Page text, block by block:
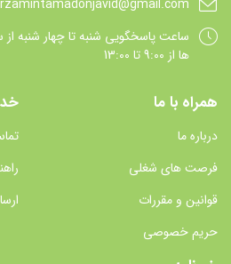
ها از 9:00 تا 13:00
همراه با ما
درباره ما
فرصت های شغلی
قوانین و مقررات
حریم خصوصی